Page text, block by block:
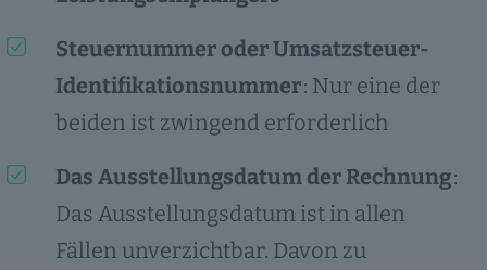
Steuernummer oder Umsatzsteuer-
Identifikationsnummer: Nur eine der
beiden ist zwingend erforderlich
Das Ausstellungsdatum der Rechnung:
Das Ausstellungsdatum ist in allen
Fällen unverzichtbar. Davon zu